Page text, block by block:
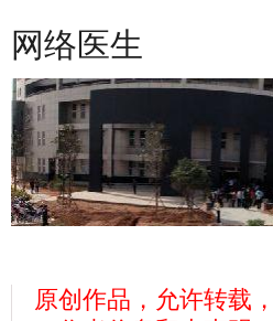
网络医生
原创作品，允许转载